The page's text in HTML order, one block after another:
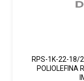
RPS-1K-22-18/
POLIOLEFINA